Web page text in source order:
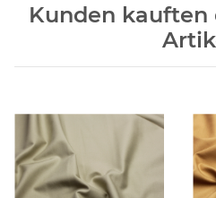
Kunden kauften